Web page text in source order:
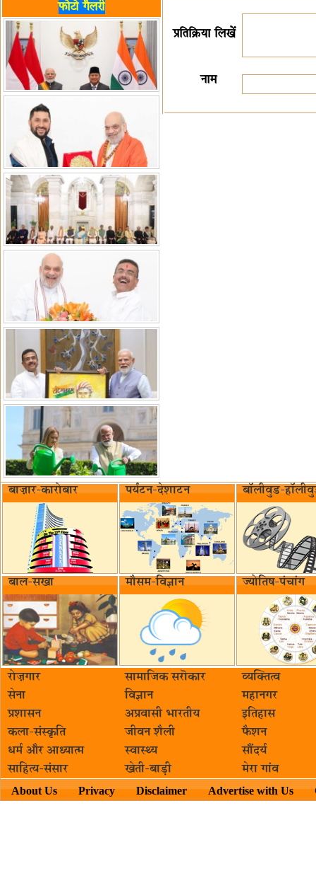
फोटो गैलरी
प्रतिक्रिया लिखें
नाम
बाज़ार-कारोबार पर्यटन-देशाटन बॉलीवुड-
बाल-सखा मौसम-विज्ञान ज्योतिष-पंचांग
रोज़गार सामाजिक सरॊकार‌
व्यक्तित्व
सेना
विज्ञान
महानगर
प्रशासन
अप्रवासी भारतीय
इतिहास
कला-संस्कृति
जीवन शैली
फैशन
धर्म और आध्यात्म
स्वास्थ्य
सौंदर्य
साहित्य-संसार
खेती-बाड़ी मेरा गांव
About Us Privacy Disclaimer Advertise with Us